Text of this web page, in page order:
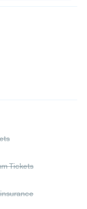
Tickets